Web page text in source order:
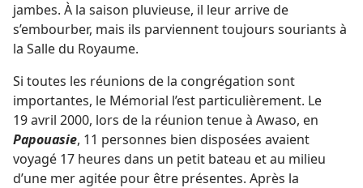
jambes. À la saison pluvieuse, il leur arrive de
s’embourber, mais ils parviennent toujours souriants à
la Salle du Royaume.
Si toutes les réunions de la congrégation sont
importantes, le Mémorial l’est particulièrement. Le
19 avril 2000, lors de la réunion tenue à Awaso, en
Papouasie, 11 personnes bien disposées avaient
voyagé 17 heures dans un petit bateau et au milieu
d’une mer agitée pour être présentes. Après la